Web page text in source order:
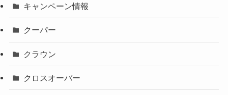
キャンペーン情報
クーパー
クラウン
クロスオーバー